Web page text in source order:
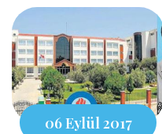
06 Eylül 2017